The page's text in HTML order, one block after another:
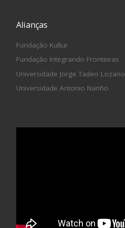
Alianças
Fundação Kultur
Fundação Integrando Fronteiras
Universidade Jorge Tadeo Lozano
Universidade Antonio Nariño